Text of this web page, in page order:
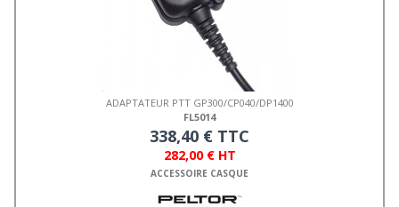
ADAPTATEUR PTT GP300/CP040/DP1400
FL5014
338,40 € TTC
282,00 € HT
ACCESSOIRE CASQUE